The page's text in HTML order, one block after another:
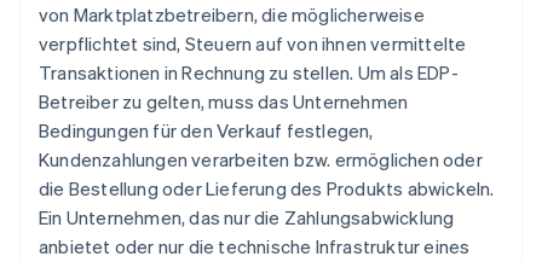
von Marktplatzbetreibern, die möglicherweise
verpflichtet sind, Steuern auf von ihnen vermittelte
Transaktionen in Rechnung zu stellen. Um als EDP-
Betreiber zu gelten, muss das Unternehmen
Bedingungen für den Verkauf festlegen,
Kundenzahlungen verarbeiten bzw. ermöglichen oder
die Bestellung oder Lieferung des Produkts abwickeln.
Ein Unternehmen, das nur die Zahlungsabwicklung
anbietet oder nur die technische Infrastruktur eines